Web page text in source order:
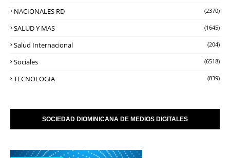
NACIONALES RD (2370)
SALUD Y MAS (1645)
Salud Internacional (204)
Sociales (6518)
TECNOLOGIA (839)
SOCIEDAD DIOMINICANA DE MEDIOS DIGITALES